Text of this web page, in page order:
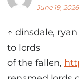
June 19,
↑ dinsdale,
to lords
of the fallen,